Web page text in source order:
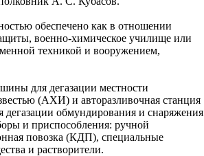
обеспечено как в отношении
военно-химическое училище или
техникой и вооружением,
для дегазации местности
(АХИ) и авторазливочная станция
обмундирования и снаряжения
и приспособления: ручной
повозка (КДП), специальные
и растворители.